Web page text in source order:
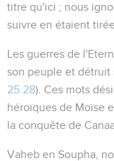
titre qu'ici ; nous
suivre en étaient
Les guerres de
son peuple et détruit
25.28). Ces mots
héroïques de Moïse
la conquête de
Vaheb en Soupha ,